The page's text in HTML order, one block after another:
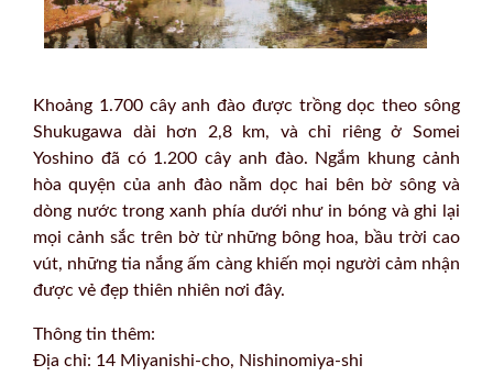
Khoảng 1.700 cây anh đào được trồng dọc theo sông
Shukugawa dài hơn 2,8 km, và chỉ riêng ở Somei
Yoshino đã có 1.200 cây anh đào. Ngắm khung cảnh
hòa quyện của anh đào nằm dọc hai bên bờ sông và
dòng nước trong xanh phía dưới như in bóng và ghi lại
mọi cảnh sắc trên bờ từ những bông hoa, bầu trời cao
vút, những tia nắng ấm càng khiến mọi người cảm nhận
được vẻ đẹp thiên nhiên nơi đây.
Thông tin thêm:
Địa chỉ: 14 Miyanishi-cho, Nishinomiya-shi